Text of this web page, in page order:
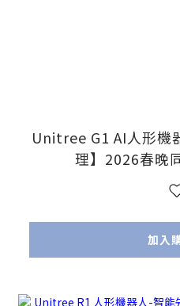
Unitree G1 AI人形機器人【宇樹原廠指定代
理】2026春晚
加入